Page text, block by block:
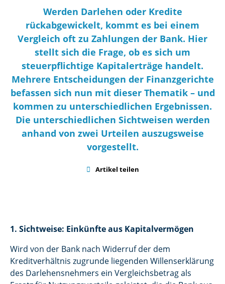
Werden Darlehen oder Kredite
rückabgewickelt, kommt es bei einem
Vergleich oft zu Zahlungen der Bank. Hier
stellt sich die Frage, ob es sich um
steuerpflichtige Kapitalerträge handelt.
Mehrere Entscheidungen der Finanzgerichte
befassen sich nun mit dieser Thematik – und
kommen zu unterschiedlichen Ergebnissen.
Die unterschiedlichen Sichtweisen werden
anhand von zwei Urteilen auszugsweise
vorgestellt.
 Artikel teilen
1. Sichtweise: Einkünfte aus Kapitalvermögen
Wird von der Bank nach Widerruf der dem
Kreditverhältnis zugrunde liegenden Willenserklärung
des Darlehensnehmers ein Vergleichsbetrag als